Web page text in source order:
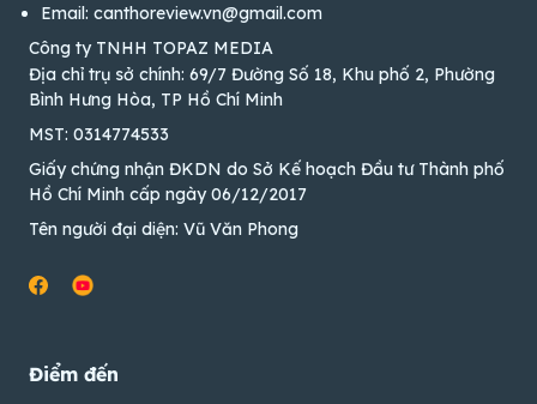
Email: canthoreview.vn@gmail.com
Công ty TNHH TOPAZ MEDIA
Địa chỉ trụ sở chính: 69/7 Đường Số 18, Khu phố 2, Phường
Bình Hưng Hòa, TP Hồ Chí Minh
MST: 0314774533
Giấy chứng nhận ĐKDN do Sở Kế hoạch Đầu tư Thành phố
Hồ Chí Minh cấp ngày 06/12/2017
Tên người đại diện: Vũ Văn Phong
Điểm đến